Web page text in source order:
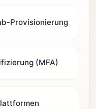
Provisionierung
(MFA)